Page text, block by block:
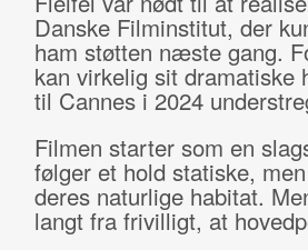
Danske Filminstitut, der
ham støtten næste gang.
kan virkelig sit
til Cannes i 2024
Filmen starter som en
følger et hold statiske,
deres naturlige habitat.
langt fra frivilligt, at